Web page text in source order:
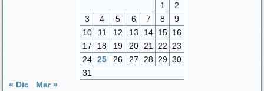
1
2
3
4 5 6 7 8
9
10
11 12 13 14 15 16
17
18 19 20 21 22 23
24 25 26 27 28 29 30
31
« Dic
Mar »